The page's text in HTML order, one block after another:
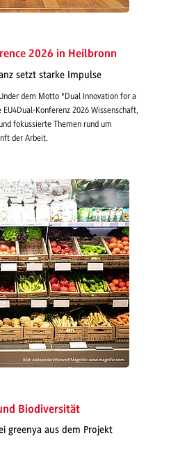
2026 in Heilbronn
setzt starke Impulse
dem Motto "Dual Innovation for a
Konferenz 2026 Wissenschaft,
fokussierte Themen rund um
der Arbeit.
Biodiversität
greenya aus dem Projekt